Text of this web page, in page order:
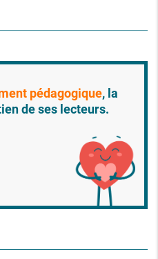
pédagogique, la
de ses lecteurs.